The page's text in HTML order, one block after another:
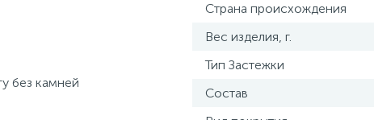
Страна происхождения
Вес изделия, г.
Тип Застежки
Состав